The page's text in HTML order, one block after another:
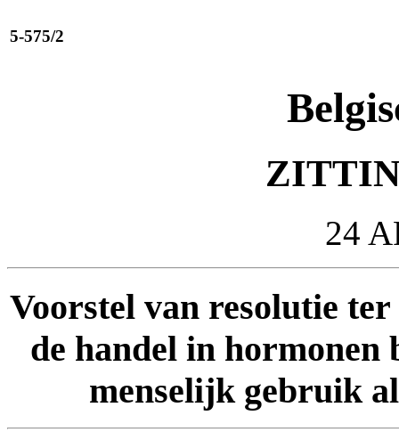
5-575/2
24
Voorstel van resolutie
de handel in hormonen
menselijk gebruik